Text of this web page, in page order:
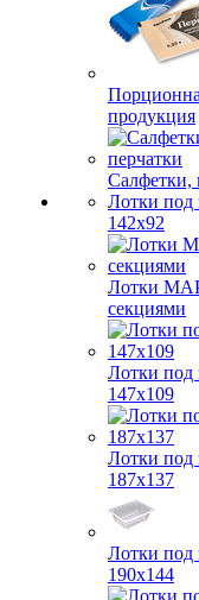
продукция
Салфетки,
Лотки под
142х92
Лотки
секциями
Лотки под
147х109
Лотки под
187х137
Лотки под
190х144